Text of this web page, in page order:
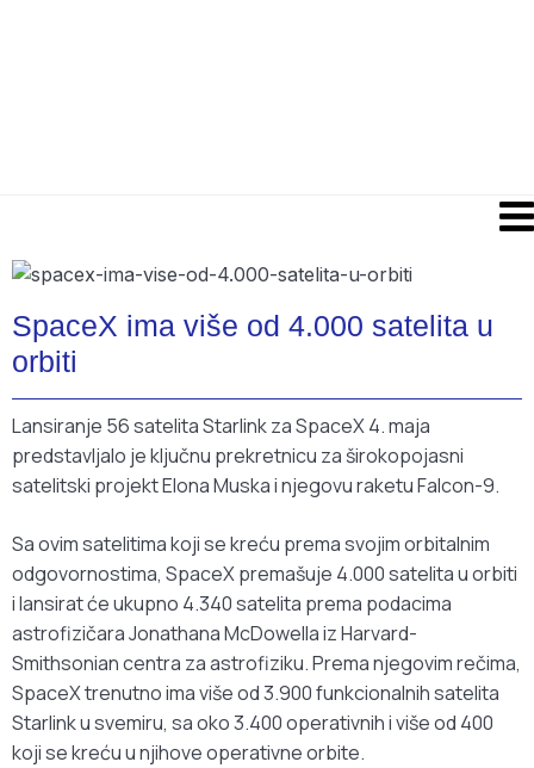
SpaceX ima više od 4.000 satelita u
orbiti
Lansiranje 56 satelita Starlink za SpaceX 4. maja
predstavljalo je ključnu prekretnicu za širokopojasni
satelitski projekt Elona Muska i njegovu raketu Falcon-9.
Sa ovim satelitima koji se kreću prema svojim orbitalnim
odgovornostima, SpaceX premašuje 4.000 satelita u orbiti
i lansirat će ukupno 4.340 satelita prema podacima
astrofizičara Jonathana McDowella iz Harvard-
Smithsonian centra za astrofiziku. Prema njegovim rečima,
SpaceX trenutno ima više od 3.900 funkcionalnih satelita
Starlink u svemiru, sa oko 3.400 operativnih i više od 400
koji se kreću u njihove operativne orbite.